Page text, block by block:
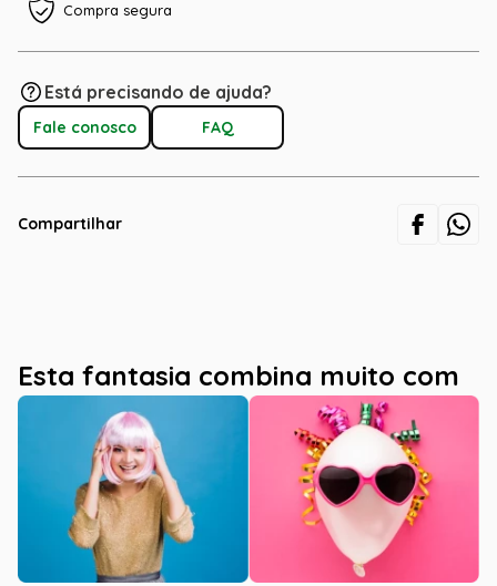
Compra segura
Está precisando de ajuda?
Fale conosco FAQ
Compartilhar
Esta fantasia combina muito com